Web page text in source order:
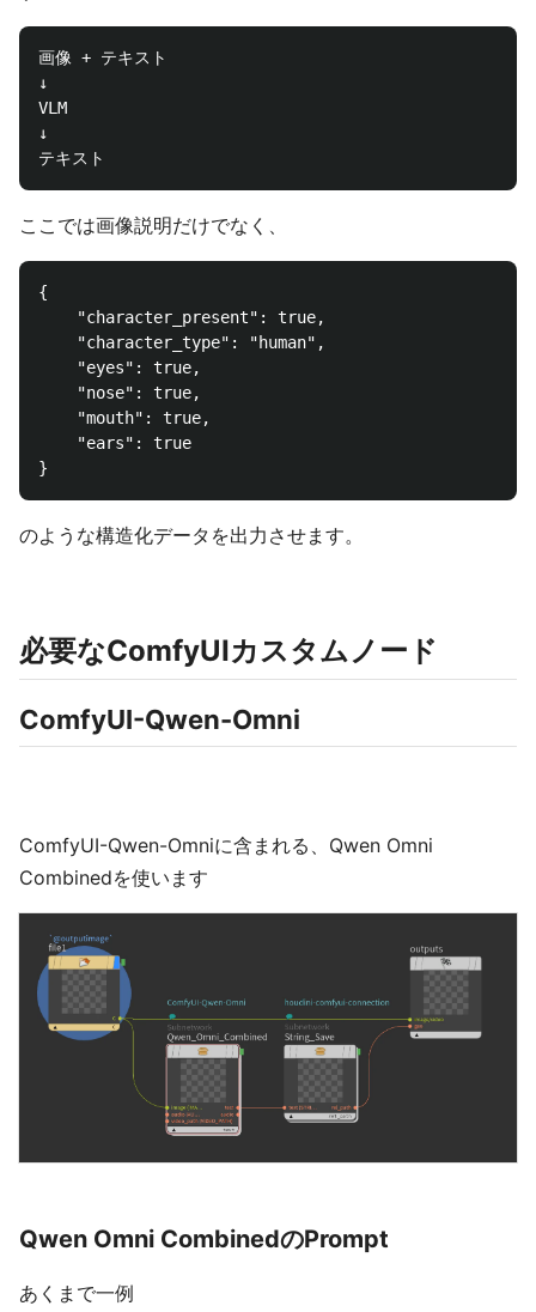
画像 + テキスト
↓
VLM
↓
ここでは画像説明だけでなく、
{
    "character_present": true,
    "character_type": "human",
    "eyes": true,
    "nose": true,
    "mouth": true,
    "ears": true
のような構造化データを出力させます。
必要なComfyUIカスタムノード
ComfyUI-Qwen-Omni
ComfyUI-Qwen-Omniに含まれる、Qwen Omni
Combinedを使います
Qwen Omni CombinedのPrompt
あくまで一例